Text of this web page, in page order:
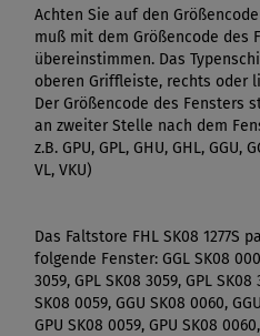
Achten Sie auf den
muß mit dem Größencode des
übereinstimmen. Das
oberen Griffleiste, rechts oder
Der Größencode des Fensters
an zweiter Stelle nach dem
z.B. GPU, GPL, GHU, GHL, GGU,
VL, VKU)
Das Faltstore FHL SK08 1277S
folgende Fenster: GGL SK08
3059, GPL SK08 3059, GPL SK08
SK08 0059, GGU SK08 0060,
GPU SK08 0059, GPU SK08